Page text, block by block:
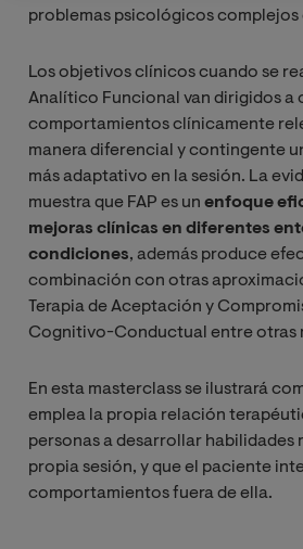
problemas psicológicos complejos
Los objetivos clínicos cuando se
Analítico Funcional van dirigidos a
comportamientos clínicamente
manera diferencial y contingente
más adaptativo en la sesión. La
muestra que FAP es un enfoque
mejoras clínicas en diferentes
condiciones, además produce
combinación con otras
Terapia de Aceptación y
Cognitivo-Conductual entre otras
En esta masterclass se ilustrará
emplea la propia relación
personas a desarrollar habilidades
propia sesión, y que el paciente
comportamientos fuera de ella.